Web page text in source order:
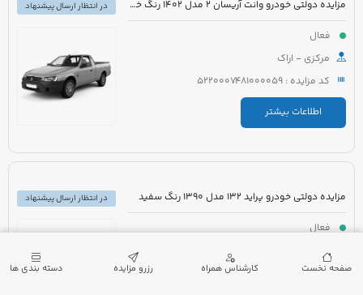
مزایده دولتی خودرو وانت آریسان 2 مدل 1402 رنگ خاکستری متالیک
فعال
مرکزی - اراک
کد مزایده : 5220007481000059
اطلاعات بیشتر
در انتظار ارسال پیشنهاد
مزایده دولتی خودرو پراید 132 مدل 1390 رنگ سفید
فعال
گیلان - لنگرود
کد مزایده : 5220007432000173
در انتظار ارسال پیشنهاد
صفحه نخست کارشناس همراه رزرو مزایده دسته بندی ها